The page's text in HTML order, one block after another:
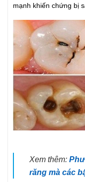
mạnh khiến chứng bị
Xem thêm:
răng mà các